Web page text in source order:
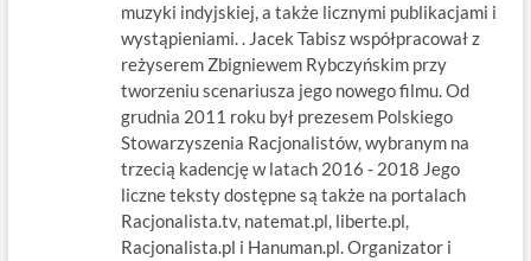
muzyki indyjskiej, a także licznymi publikacjami i
wystąpieniami. . Jacek Tabisz współpracował z
reżyserem Zbigniewem Rybczyńskim przy
tworzeniu scenariusza jego nowego filmu. Od
grudnia 2011 roku był prezesem Polskiego
Stowarzyszenia Racjonalistów, wybranym na
trzecią kadencję w latach 2016 - 2018 Jego
liczne teksty dostępne są także na portalach
Racjonalista.tv, natemat.pl, liberte.pl,
Racjonalista.pl i Hanuman.pl. Organizator i